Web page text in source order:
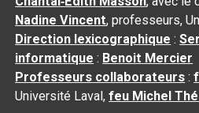
Nadine Vincent, professeurs,
Direction lexicographique :
informatique : Benoit Mercier
Professeurs collaborateurs :
Université Laval,feu Michel